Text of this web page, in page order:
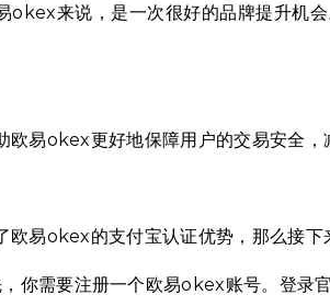
okex来说，是一次很好的品牌提升机
欧易okex更好地保障用户的交易安全，
欧易okex的支付宝认证优势，那么接下
，你需要注册一个欧易okex账号。登录